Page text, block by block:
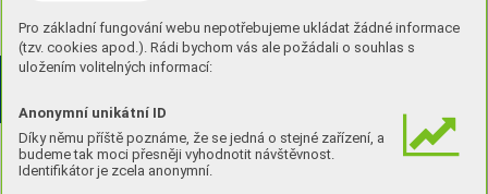
Pro základní fungování webu nepotřebujeme ukládat žádné informace
(tzv. cookies apod.). Rádi bychom vás ale požádali o souhlas s
uložením volitelných informací:
Anonymní unikátní ID
Díky němu příště poznáme, že se jedná o stejné zařízení, a
budeme tak moci přesněji vyhodnotit návštěvnost.
Identifikátor je zcela anonymní.
ÚVODNÍK
Milé čtenářky / Milí čtenáři,
začíná sezona zmrzlin a dalších sladkých dobrot, které
k létu patří. Cukrovka sice není (jen) z cukru, ale přesto je